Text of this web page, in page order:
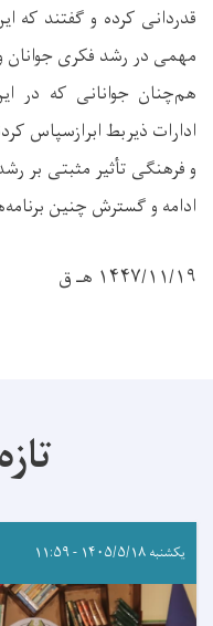
قدردانی کرده و گفتند که
مهمی در رشد فکری جوانان
هم‌چنان جوانانی که در
ادارات ذیربط ابرازسپاس
و فرهنگی تأثیر مثبتی بر
ادامه و گسترش چنین
۱۴۴۷/۱۱/۱۹ هـ ق
یکشنبه ۱۴۰۵/۵/۱۸ - ۱۱:۵۹